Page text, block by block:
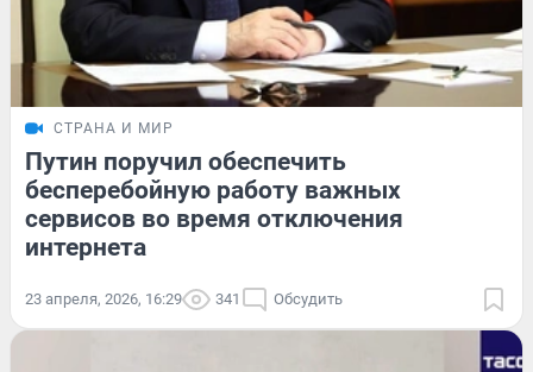
СТРАНА И МИР
Путин поручил обеспечить
бесперебойную работу важных
сервисов во время отключения
интернета
23 апреля, 2026, 16:29 341 Обсудить